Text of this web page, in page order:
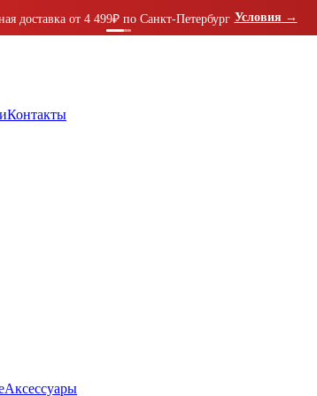
доставка от 4 499₽ по Санкт-Петербург Условия →
Контакты
Аксессуары